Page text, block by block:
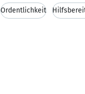
Ordentlichkeit